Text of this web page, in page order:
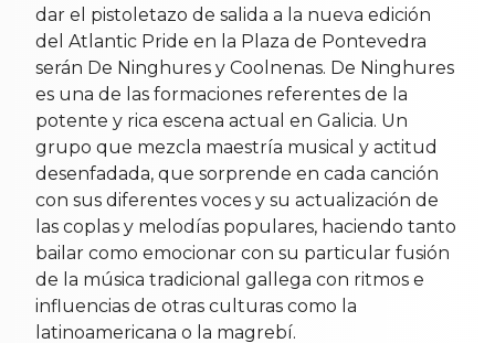
dar el pistoletazo de salida a la nueva edición
del Atlantic Pride en la Plaza de Pontevedra
serán De Ninghures y Coolnenas. De Ninghures
es una de las formaciones referentes de la
potente y rica escena actual en Galicia. Un
grupo que mezcla maestría musical y actitud
desenfadada, que sorprende en cada canción
con sus diferentes voces y su actualización de
las coplas y melodías populares, haciendo tanto
bailar como emocionar con su particular fusión
de la música tradicional gallega con ritmos e
influencias de otras culturas como la
latinoamericana o la magrebí.